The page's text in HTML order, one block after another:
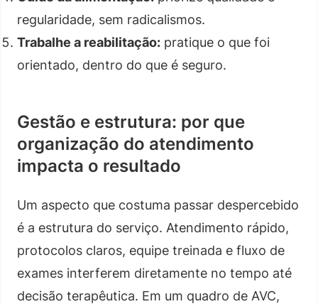
regularidade, sem radicalismos.
Trabalhe a reabilitação: pratique o que foi
orientado, dentro do que é seguro.
Gestão e estrutura: por que
organização do atendimento
impacta o resultado
Um aspecto que costuma passar despercebido
é a estrutura do serviço. Atendimento rápido,
protocolos claros, equipe treinada e fluxo de
exames interferem diretamente no tempo até
decisão terapêutica. Em um quadro de AVC,